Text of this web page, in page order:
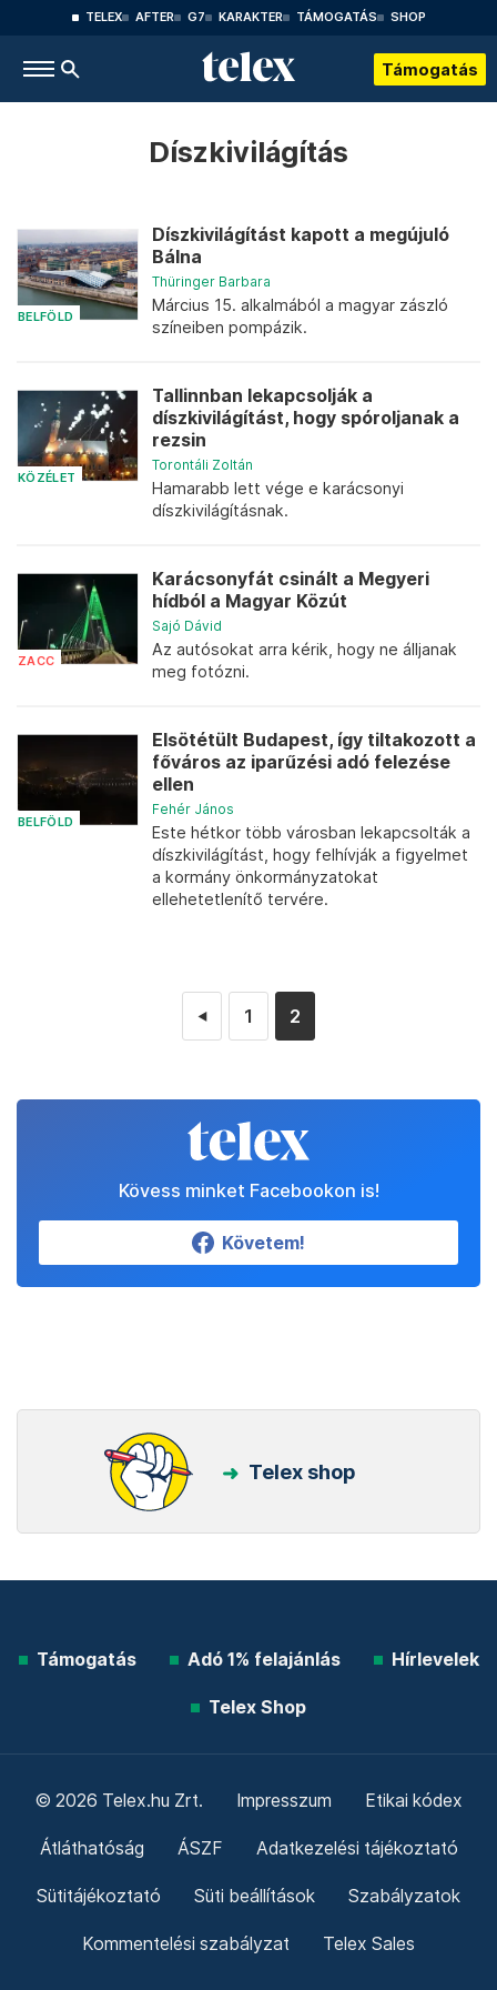
TELEX AFTER G7 KARAKTER TÁMOGATÁS SHOP
Támogatás
Díszkivilágítás
BELFÖLD
Díszkivilágítást kapott a megújuló
Bálna
Thüringer Barbara
Március 15. alkalmából a magyar zászló
színeiben pompázik.
KÖZÉLET
Tallinnban lekapcsolják a
díszkivilágítást, hogy spóroljanak a
rezsin
Torontáli Zoltán
Hamarabb lett vége e karácsonyi
díszkivilágításnak.
ZACC
Karácsonyfát csinált a Megyeri
hídból a Magyar Közút
Sajó Dávid
Az autósokat arra kérik, hogy ne álljanak
meg fotózni.
BELFÖLD
Elsötétült Budapest, így tiltakozott a
főváros az iparűzési adó felezése
ellen
Fehér János
Este hétkor több városban lekapcsolták a
díszkivilágítást, hogy felhívják a figyelmet
a kormány önkormányzatokat
ellehetetlenítő tervére.
◄ 1 2
Kövess minket Facebookon is!
Követem!
Telex shop
Támogatás Adó 1% felajánlás Hírlevelek
Telex Shop
© 2026 Telex.hu Zrt. Impresszum Etikai kódex
Átláthatóság ÁSZF Adatkezelési tájékoztató
Sütitájékoztató Süti beállítások Szabályzatok
Kommentelési szabályzat Telex Sales